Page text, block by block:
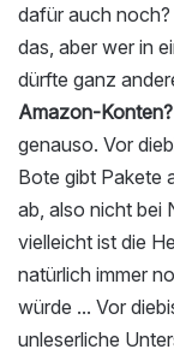
dafür auch
das, aber wer in
dürfte ganz
Amazon-Konten?
genauso. Vor
Bote gibt Pakete
ab, also nicht bei
vielleicht ist die
natürlich immer
würde ... Vor
unleserliche